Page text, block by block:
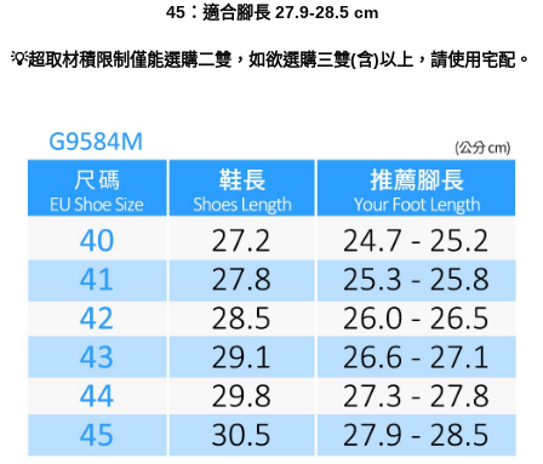
45：適合腳長 27.9-28.5 cm
💡超取材積限制僅能選購二雙，如欲選購三雙(含)以上，請使用宅配。